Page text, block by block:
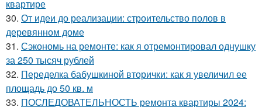
квартире
30. От идеи до реализации: строительство полов в
деревянном доме
31. Сэкономь на ремонте: как я отремонтировал однушку
за 250 тысяч рублей
32. Переделка бабушкиной вторички: как я увеличил ее
площадь до 50 кв. м
33. ПОСЛЕДОВАТЕЛЬНОСТЬ ремонта квартиры 2024: